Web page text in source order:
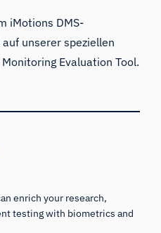
iMotions DMS-
unserer speziellen
Evaluation Tool.
enrich your research,
testing with biometrics and